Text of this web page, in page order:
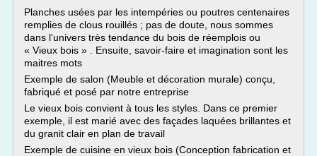
Planches usées par les intempéries ou poutres centenaires
remplies de clous rouillés ; pas de doute, nous sommes
dans l'univers très tendance du bois de réemplois ou
« Vieux bois » . Ensuite, savoir-faire et imagination sont les
maitres mots
Exemple de salon (Meuble et décoration murale) conçu,
fabriqué et posé par notre entreprise
Le vieux bois convient à tous les styles. Dans ce premier
exemple, il est marié avec des façades laquées brillantes et
du granit clair en plan de travail
Exemple de cuisine en vieux bois (Conception fabrication et